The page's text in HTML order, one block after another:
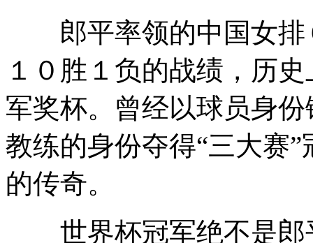
郎平率领的中国女排
１０胜１负的战绩，历
军奖杯。曾经以球员身
教练的身份夺得“三大赛
的传奇。
世界杯冠军绝不是郎